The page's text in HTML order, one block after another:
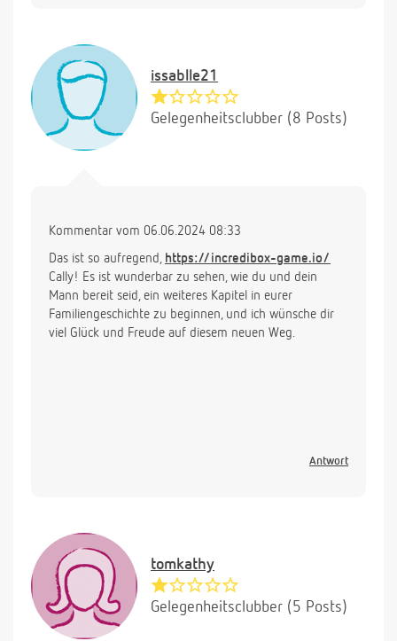
issablle21
Gelegenheitsclubber (8 Posts)
Kommentar vom 06.06.2024 08:33
Das ist so aufregend, https://incredibox-game.io/
Cally! Es ist wunderbar zu sehen, wie du und dein
Mann bereit seid, ein weiteres Kapitel in eurer
Familiengeschichte zu beginnen, und ich wünsche dir
viel Glück und Freude auf diesem neuen Weg.
Antwort
tomkathy
Gelegenheitsclubber (5 Posts)